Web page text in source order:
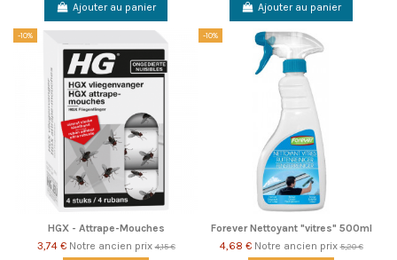
Ajouter au panier Ajouter au panier
-10%
HGX - Attrape-Mouches
3,74 € Notre ancien prix4,15 €
-10%
Forever Nettoyant "vitres" 500ml
4,68 € Notre ancien prix5,20 €